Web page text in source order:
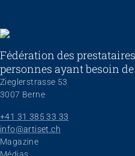
ARTISET
Fédération des
personnes ayant besoin
Zieglerstrasse 53
3007 Berne
+41 31 385 33 33
info@artiset.ch
Aller au contenu
Magazine